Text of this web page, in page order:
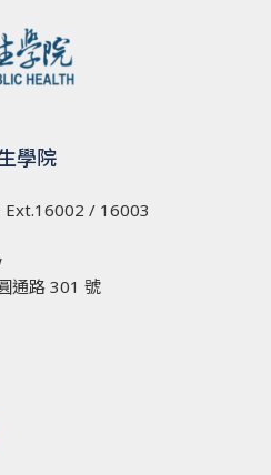
學院
Ext.16002 / 16003
通路 301 號